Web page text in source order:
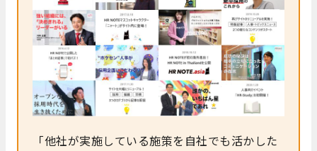
「他社が実施している施策を自社でも活かした